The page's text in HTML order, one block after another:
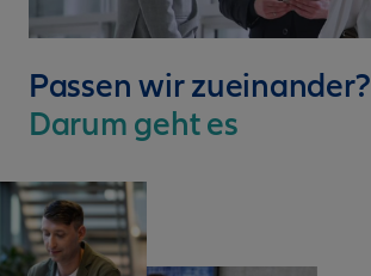
Passen wir zueinander?
Darum geht es